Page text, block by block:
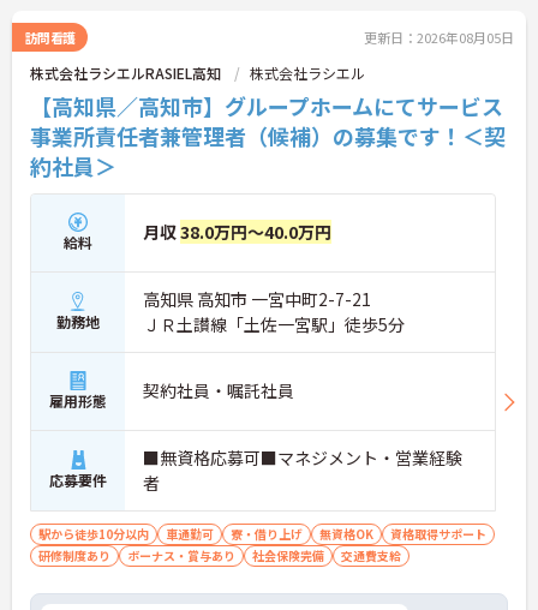
訪問看護 更新日：2026年08月05日
株式会社ラシエルRASIEL高知 株式会社ラシエル
【高知県／高知市】グループホームにてサービス
事業所責任者兼管理者（候補）の募集です！＜契
約社員＞
給料 月収38.0万円～40.0万円
勤務地
高知県 高知市 一宮中町2-7-21
ＪＲ土讃線「土佐一宮駅」徒歩5分
雇用形態 契約社員・嘱託社員
応募要件
■無資格応募可■マネジメント・営業経験
者
駅から徒歩10分以内 車通勤可 寮・借り上げ 無資格OK
資格取得サポート
研修制度あり
ボーナス・賞与あり 社会保険完備 交通費支給